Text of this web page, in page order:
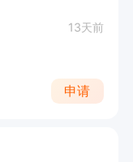
13天前
申请